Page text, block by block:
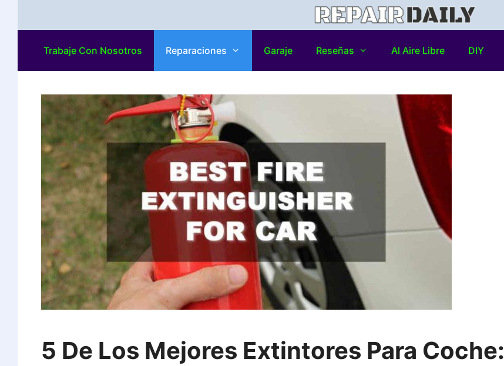
Trabaje Con Nosotros Reparaciones Garaje Reseñas Al Aire Libre DIY
5 De Los Mejores Extintores Para Coche: